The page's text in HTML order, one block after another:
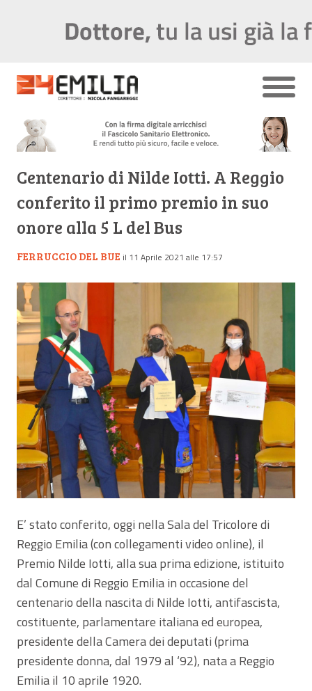
Centenario di Nilde Iotti. A Reggio
conferito il primo premio in suo
onore alla 5 L del Bus
FERRUCCIO DEL BUE il 11 Aprile 2021 alle 17:57
E’ stato conferito, oggi nella Sala del Tricolore di
Reggio Emilia (con collegamenti video online), il
Premio Nilde Iotti, alla sua prima edizione, istituito
dal Comune di Reggio Emilia in occasione del
centenario della nascita di Nilde Iotti, antifascista,
costituente, parlamentare italiana ed europea,
presidente della Camera dei deputati (prima
presidente donna, dal 1979 al ‘92), nata a Reggio
Emilia il 10 aprile 1920.